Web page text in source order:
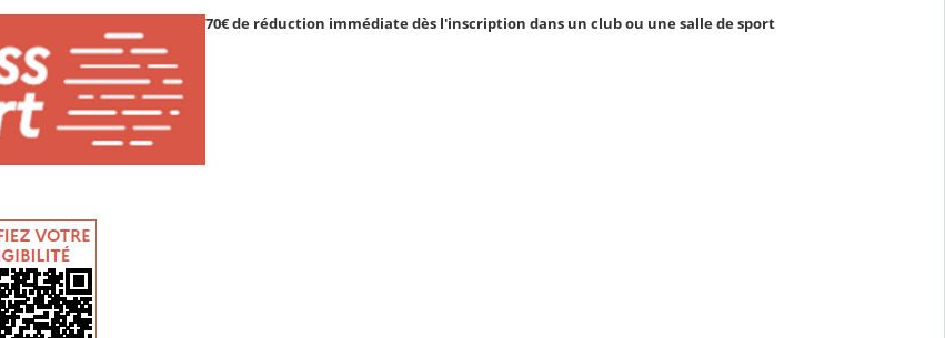
70€ de réduction immédiate dès l'inscription dans un club ou une salle de sport